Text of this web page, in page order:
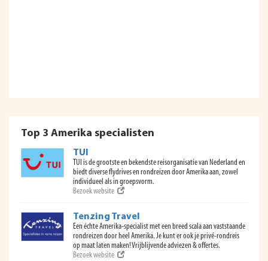
Top 3 Amerika specialisten
TUI
TUI is de grootste en bekendste reisorganisatie van Nederland en
biedt diverse flydrives en rondreizen door Amerika aan, zowel
individueel als in groepsvorm.
Bezoek website
Tenzing Travel
Een échte Amerika-specialist met een breed scala aan vaststaande
rondreizen door heel Amerika. Je kunt er ook je privé-rondreis
op maat laten maken! Vrijblijvende adviezen & offertes.
Bezoek website